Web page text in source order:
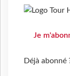
Je
Déjà abonné